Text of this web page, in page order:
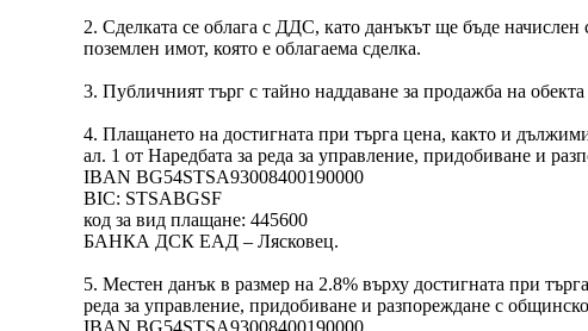
2. Сделката се облага с ДДС, като данъкът ще бъде начислен
поземлен имот, която е облагаема сделка.
3. Публичният търг с тайно наддаване за продажба на
4. Плащането на достигната при търга цена, както и
ал. 1 от Наредбата за реда за управление, придобиване и
IBAN BG54STSA93008400190000
BIC: STSABGSF
код за вид плащане: 445600
БАНКА ДСК ЕАД – Лясковец.
5. Местен данък в размер на 2.8% върху достигната при
реда за управление, придобиване и разпореждане с
IBAN BG54STSA93008400190000